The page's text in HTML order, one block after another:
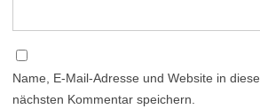
Name, E-Mail-Adresse und Website in
nächsten Kommentar speichern.